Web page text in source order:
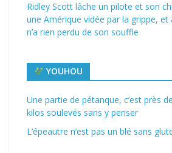
Ridley Scott lâche un pilote et son
une Amérique vidée par la grippe, et
n’a rien perdu de son souffle
YOUHOU
Une partie de pétanque, c’est près
kilos soulevés sans y penser
L’épeautre n’est pas un blé sans